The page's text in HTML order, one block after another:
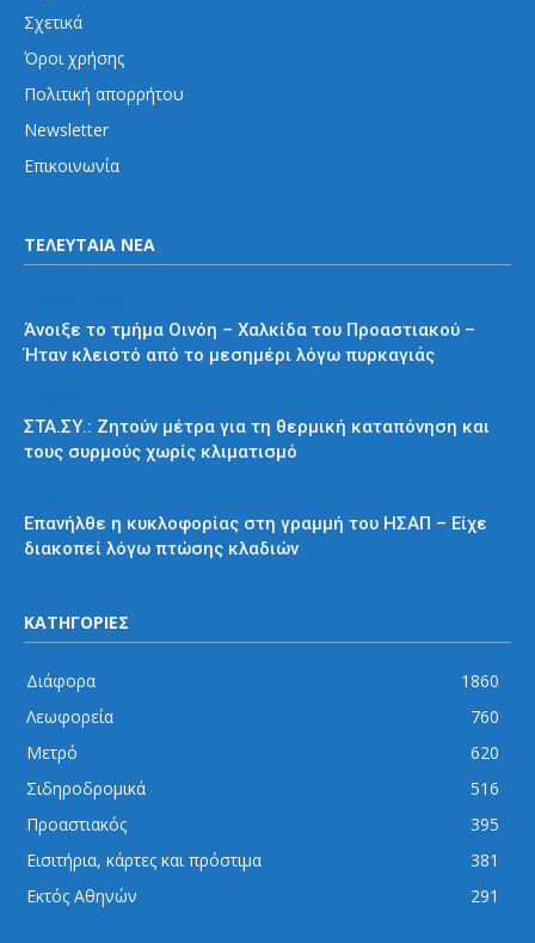
Σχετικά
Όροι χρήσης
Πολιτική απορρήτου
Newsletter
Επικοινωνία
ΤΕΛΕΥΤΑΙΑ ΝΕΑ
Άνοιξε το τμήμα Οινόη – Χαλκίδα του Προαστιακού –
Ήταν κλειστό από το μεσημέρι λόγω πυρκαγιάς
ΣΤΑ.ΣΥ.: Ζητούν μέτρα για τη θερμική καταπόνηση και
τους συρμούς χωρίς κλιματισμό
Επανήλθε η κυκλοφορίας στη γραμμή του ΗΣΑΠ – Είχε
διακοπεί λόγω πτώσης κλαδιών
ΚΑΤΗΓΟΡΙΕΣ
Διάφορα
1860
Λεωφορεία
760
Μετρό
620
Σιδηροδρομικά
516
Προαστιακός
395
Εισιτήρια, κάρτες και πρόστιμα
381
Εκτός Αθηνών
291